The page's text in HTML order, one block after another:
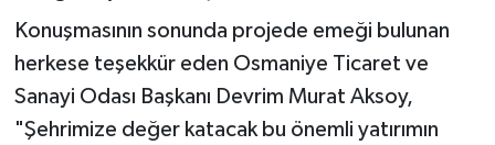
Konuşmasının sonunda projede emeği bulunan
herkese teşekkür eden Osmaniye Ticaret ve
Sanayi Odası Başkanı Devrim Murat Aksoy,
"Şehrimize değer katacak bu önemli yatırımın